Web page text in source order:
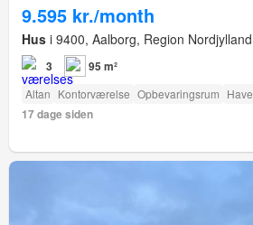
9.595 kr./month
Hus i 9400, Aalborg, Region Nordjylland
3 95 m²
Altan Kontorværelse Opbevaringsrum Have
17 dage siden